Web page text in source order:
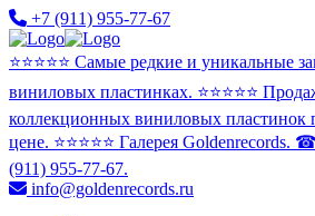
+7 (911) 955-77-67
⭐️⭐️⭐️⭐️⭐️ Самые редкие и уникальные
виниловых пластинках. ⭐️⭐️⭐️⭐️⭐️
коллекционных виниловых пластинок
цене. ⭐️⭐️⭐️⭐️⭐️ Галерея Goldenrecords.
(911) 955-77-67.
info@goldenrecords.ru